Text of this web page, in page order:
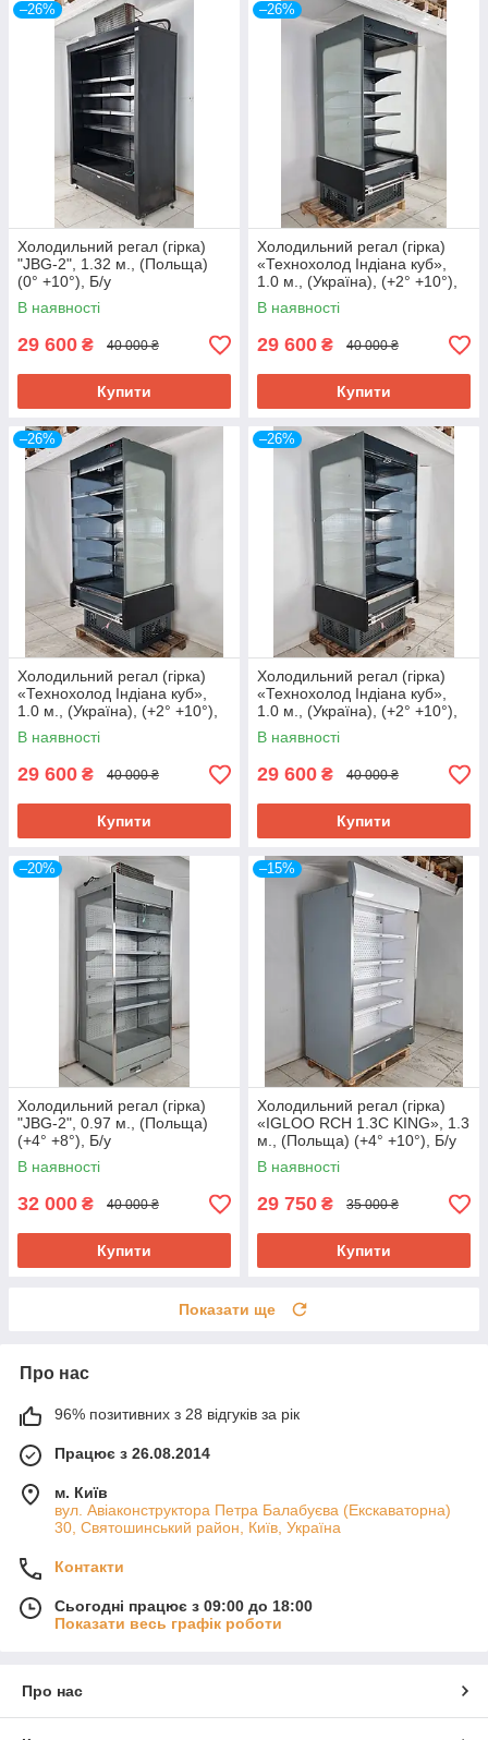
–26%
Холодильний регал (гірка)
"JBG-2", 1.32 м., (Польща)
(0° +10°), Б/у
В наявності
29 600 ₴ 40 000 ₴
Купити
–26%
Холодильний регал (гірка)
«Технохолод Індіана куб»,
1.0 м., (Україна), (+2° +10°),
Б/у
В наявності
29 600 ₴ 40 000 ₴
Купити
–26%
Холодильний регал (гірка)
«Технохолод Індіана куб»,
1.0 м., (Україна), (+2° +10°),
Б/у
В наявності
29 600 ₴ 40 000 ₴
Купити
–26%
Холодильний регал (гірка)
«Технохолод Індіана куб»,
1.0 м., (Україна), (+2° +10°),
Б/у
В наявності
29 600 ₴ 40 000 ₴
Купити
–20%
Холодильний регал (гірка)
"JBG-2", 0.97 м., (Польща)
(+4° +8°), Б/у
В наявності
32 000 ₴ 40 000 ₴
Купити
–15%
Холодильний регал (гірка)
«IGLOO RCH 1.3C KING», 1.3
м., (Польща) (+4° +10°), Б/у
В наявності
29 750 ₴ 35 000 ₴
Купити
Показати ще
Про нас
96% позитивних з 28 відгуків за рік
Працює з 26.08.2014
м. Київ
вул. Авіаконструктора Петра Балабуєва (Екскаваторна)
30, Святошинський район, Київ, Україна
Контакти
Сьогодні працює з 09:00 до 18:00
Показати весь графік роботи
Про нас